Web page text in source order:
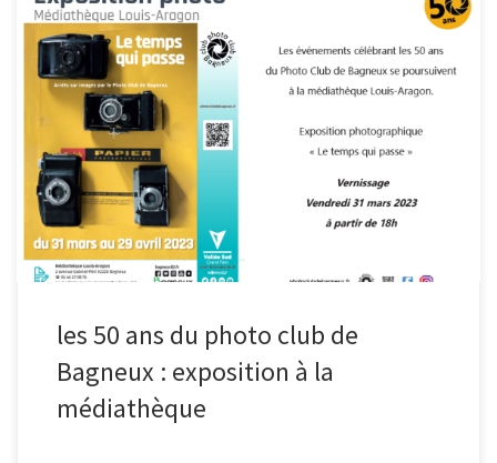
Les événements célébrant les 50 ans du Photo Club de Bagneux
se poursuivent à la médiathèque Louis-Aragon, sur le thème du
temps qui passe.
les 50 ans du photo club de
Bagneux : exposition à la
médiathèque